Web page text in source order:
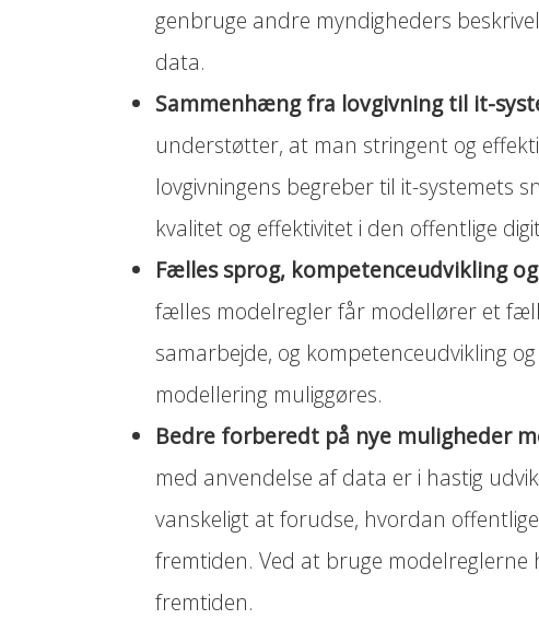
genbruge andre myndigheders
data.
Sammenhæng fra lovgivning til it-
understøtter, at man stringent og
lovgivningens begreber til it-systemets
kvalitet og effektivitet i den offentlige
Fælles sprog, kompetenceudvikling
fælles modelregler får modellører et
samarbejde, og kompetenceudvikling
modellering muliggøres.
Bedre forberedt på nye muligheder
med anvendelse af data er i hastig
vanskeligt at forudse, hvordan
fremtiden. Ved at bruge modelreglerne
fremtiden.